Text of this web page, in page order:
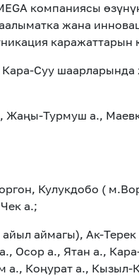
компаниясы
жана
каражаттарын
Суу шаарларында
Жаңы-Турмуш а.,
Кулукдобо (
а.;
аймагы), Ак-
а., Ятан а., Кара-
а., Коңурат а.,